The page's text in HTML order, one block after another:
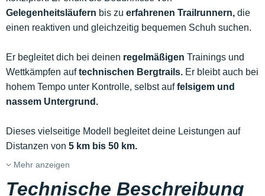
Gelegenheitsläufern bis zu erfahrenen Trailrunnern, die
einen reaktiven und gleichzeitig bequemen Schuh suchen.
Er begleitet dich bei deinen regelmäßigen Trainings und
Wettkämpfen auftechnischen Bergtrails. Er bleibt auch bei
hohem Tempo unter Kontrolle, selbst auffelsigem und
nassem Untergrund.
Dieses vielseitige Modell begleitet deine Leistungen auf
Distanzen von 5 km bis 50 km.
Mehr anzeigen
Technische Beschreibung